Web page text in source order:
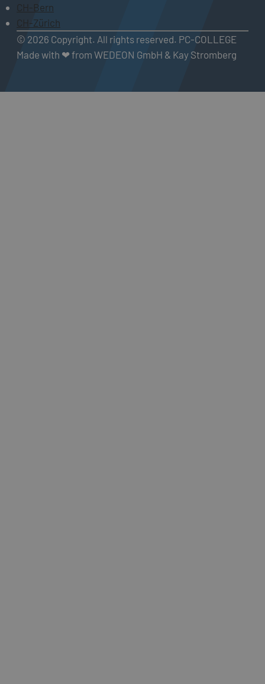
CH-Bern
CH-Zürich
© 2026 Copyright. All rights reserved. PC-COLLEGE
Made with ❤ from WEDEON GmbH & Kay Stromberg